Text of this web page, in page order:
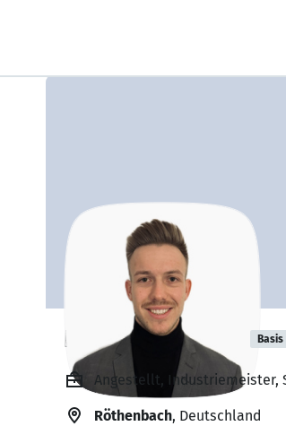
Elias Schlachter Basis
Angestellt, Industriemeister,
Röthenbach, Deutschland